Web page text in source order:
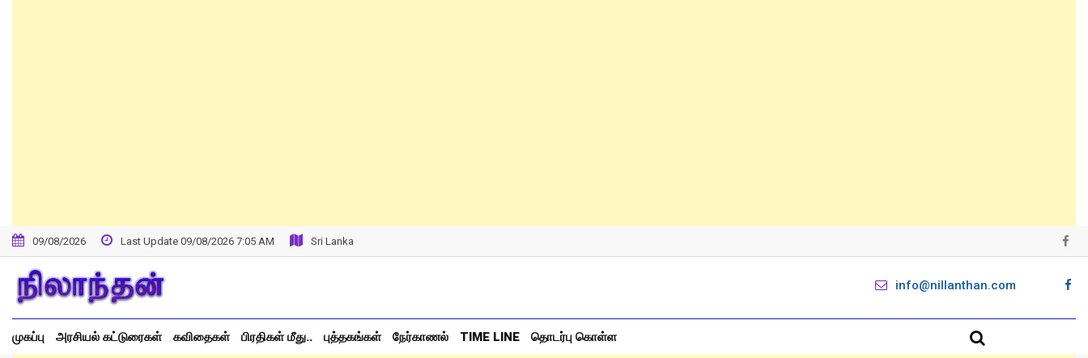
09/08/2026 Last Update 09/08/2026 7:05 AM Sri Lanka
info@nillanthan.com
முகப்பு அரசியல் கட்டுரைகள் கவிதைகள் பிரதிகள் மீது.. புத்தகங்கள் நேர்காணல் TIME LINE தொடர்பு கொள்ள